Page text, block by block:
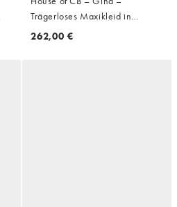
Trägerloses Maxikleid in
Elfenbein mit zartem
262,00 €